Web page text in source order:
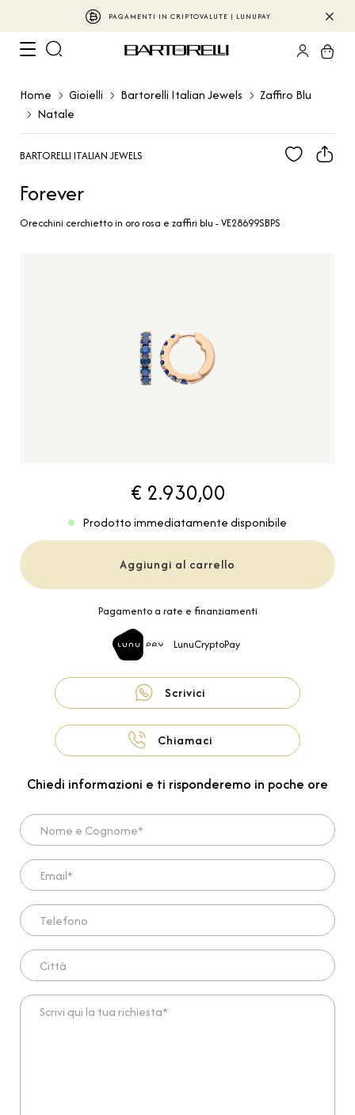
PAGAMENTI IN CRIPTOVALUTE | LUNUPAY
Home Gioielli Bartorelli Italian Jewels
Zaffiro Blu
Natale
BARTORELLI ITALIAN JEWELS
Forever
Orecchini cerchietto in oro rosa e zaffiri blu - VE28699SBPS
€ 2.930,00
Prodotto immediatamente disponibile
Aggiungi al carrello
Pagamento a rate e finanziamenti
LunuCryptoPay
Scrivici
Chiamaci
Chiedi informazioni e ti risponderemo in poche ore
Nome e Cognome*
Email*
Telefono
Città
Scrivi qui la tua richiesta*